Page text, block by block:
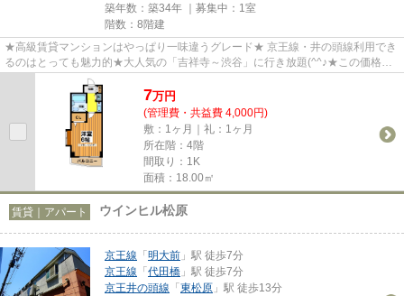
築年数：築34年 ｜募集中： 1室
階数：8階建
★高級賃貸マンションはやっぱり一味違うグレード★ 京王線・井の頭線利用でき
るのはとっても魅力的★大人気の「吉祥寺～渋谷」に行き放題(^^♪★この価格で
は中々ないのでお早目に～★旬な...
7万円
(管理費・共益費 4,000円)
敷：1ヶ月｜礼：1ヶ月
所在階：4階
間取り：1K
面積：18.00㎡
賃貸｜アパート ウインヒル松原
京王線 「明大前 」駅 徒歩7分
京王線 「代田橋 」駅 徒歩7分
京王井の頭線 「東松原 」駅 徒歩13分